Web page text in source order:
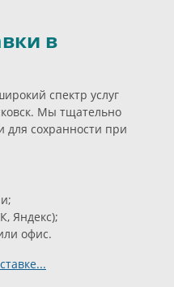
в
спектр услуг
Мы тщательно
для сохранности при
Яндекс);
офис.